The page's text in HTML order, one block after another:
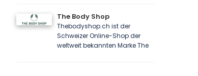
The Body Shop
Thebodyshop.ch ist der
Schweizer Online-Shop der
weltweit bekannten Marke The